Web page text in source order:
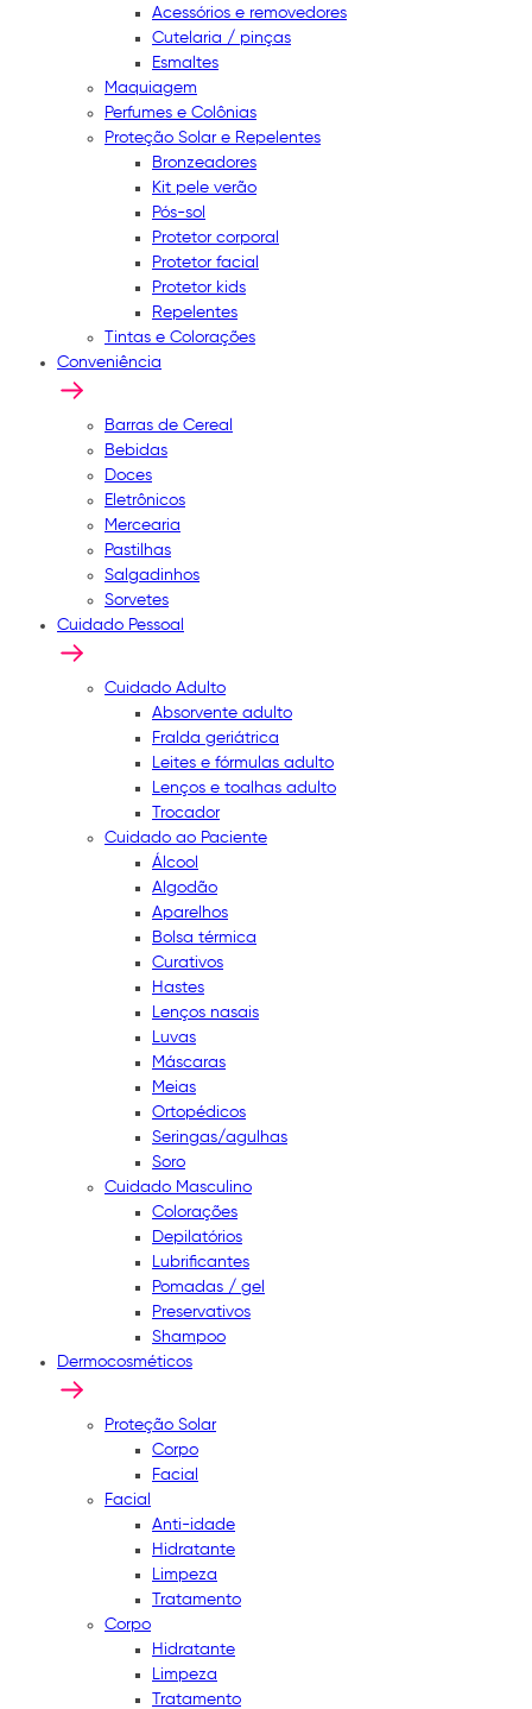
Acessórios e removedores
Cutelaria / pinças
Esmaltes
Maquiagem
Perfumes e Colônias
Proteção Solar e Repelentes
Bronzeadores
Kit pele verão
Pós-sol
Protetor corporal
Protetor facial
Protetor kids
Repelentes
Tintas e Colorações
Conveniência
Barras de Cereal
Bebidas
Doces
Eletrônicos
Mercearia
Pastilhas
Salgadinhos
Sorvetes
Cuidado Pessoal
Cuidado Adulto
Absorvente adulto
Fralda geriátrica
Leites e fórmulas adulto
Lenços e toalhas adulto
Trocador
Cuidado ao Paciente
Álcool
Algodão
Aparelhos
Bolsa térmica
Curativos
Hastes
Lenços nasais
Luvas
Máscaras
Meias
Ortopédicos
Seringas/agulhas
Soro
Cuidado Masculino
Colorações
Depilatórios
Lubrificantes
Pomadas / gel
Preservativos
Shampoo
Dermocosméticos
Proteção Solar
Corpo
Facial
Facial
Anti-idade
Hidratante
Limpeza
Tratamento
Corpo
Hidratante
Limpeza
Tratamento